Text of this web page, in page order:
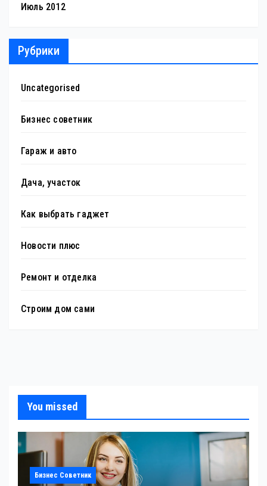
Июль 2012
Рубрики
Uncategorised
Бизнес советник
Гараж и авто
Дача, участок
Как выбрать гаджет
Новости плюс
Ремонт и отделка
Строим дом сами
You missed
Бизнес Советник